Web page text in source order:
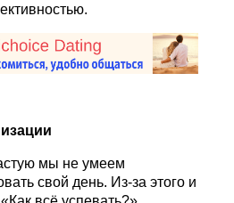
мы не умеем
свой день. Из-за этого и